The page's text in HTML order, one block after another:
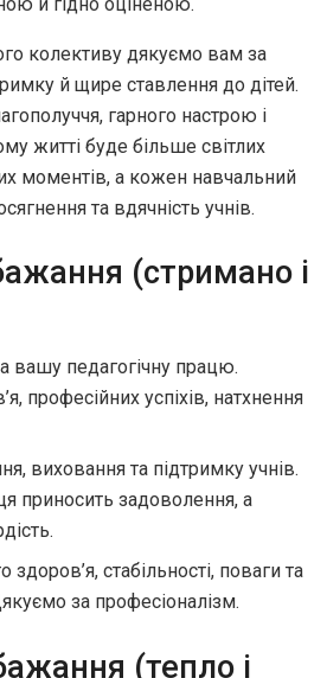
колективу дякуємо вам за
й щире ставлення до дітей.
гарного настрою і
житті буде більше світлих
моментів, а кожен навчальний
та вдячність учнів.
(стримано і
вашу педагогічну працю.
професійних успіхів, натхнення
виховання та підтримку учнів.
приносить задоволення, а
стабільності, поваги та
за професіоналізм.
(тепло і